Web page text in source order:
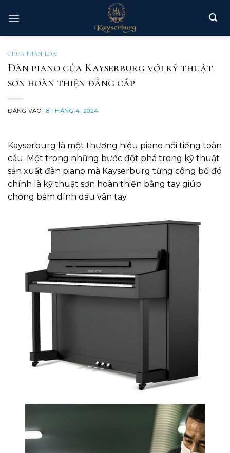
qua
CHƯA PHÂN LOẠI
Đàn piano của Kayserburg với kỹ thuật
sơn hoàn thiện đẳng cấp
ĐĂNG VÀO18 THÁNG 4, 2024
Kayserburg là một thương hiệu piano nổi tiếng toàn
cầu. Một trong những bước đột phá trong kỹ thuật
sản xuất đàn piano mà Kayserburg từng công bố đó
chính là kỹ thuật sơn hoàn thiện bằng tay giúp
chống bám dính dấu vân tay.